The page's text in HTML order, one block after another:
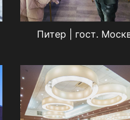
Питер | гост.